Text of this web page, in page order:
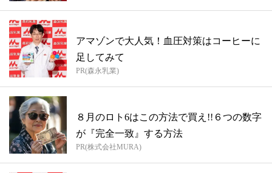
アマゾンで大人気！血圧対策はコーヒーに
足してみて
PR(森永乳業)
８月のロト6はこの方法で買え!!６つの数字
が『完全一致』する方法
PR(株式会社MURA)